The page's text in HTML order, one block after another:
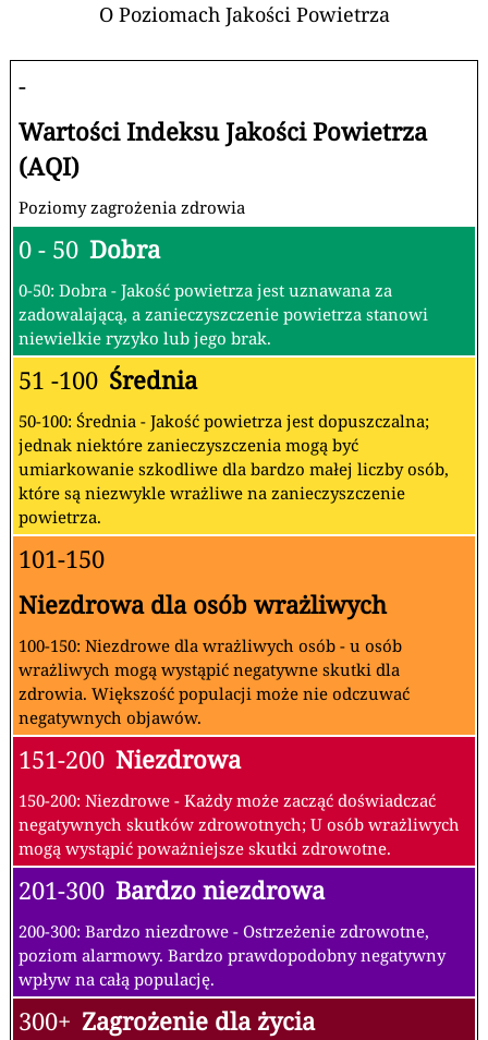
O Poziomach Jakości Powietrza
-
Wartości Indeksu Jakości Powietrza
(AQI)
Poziomy zagrożenia zdrowia
0 - 50 Dobra
0-50: Dobra - Jakość powietrza jest uznawana za
zadowalającą, a zanieczyszczenie powietrza stanowi
niewielkie ryzyko lub jego brak.
51 -100 Średnia
50-100: Średnia - Jakość powietrza jest dopuszczalna;
jednak niektóre zanieczyszczenia mogą być
umiarkowanie szkodliwe dla bardzo małej liczby osób,
które są niezwykle wrażliwe na zanieczyszczenie
powietrza.
101-150
Niezdrowa dla osób wrażliwych
100-150: Niezdrowe dla wrażliwych osób - u osób
wrażliwych mogą wystąpić negatywne skutki dla
zdrowia. Większość populacji może nie odczuwać
negatywnych objawów.
151-200 Niezdrowa
150-200: Niezdrowe - Każdy może zacząć doświadczać
negatywnych skutków zdrowotnych; U osób wrażliwych
mogą wystąpić poważniejsze skutki zdrowotne.
201-300 Bardzo niezdrowa
200-300: Bardzo niezdrowe - Ostrzeżenie zdrowotne,
poziom alarmowy. Bardzo prawdopodobny negatywny
wpływ na całą populację.
300+ Zagrożenie dla życia